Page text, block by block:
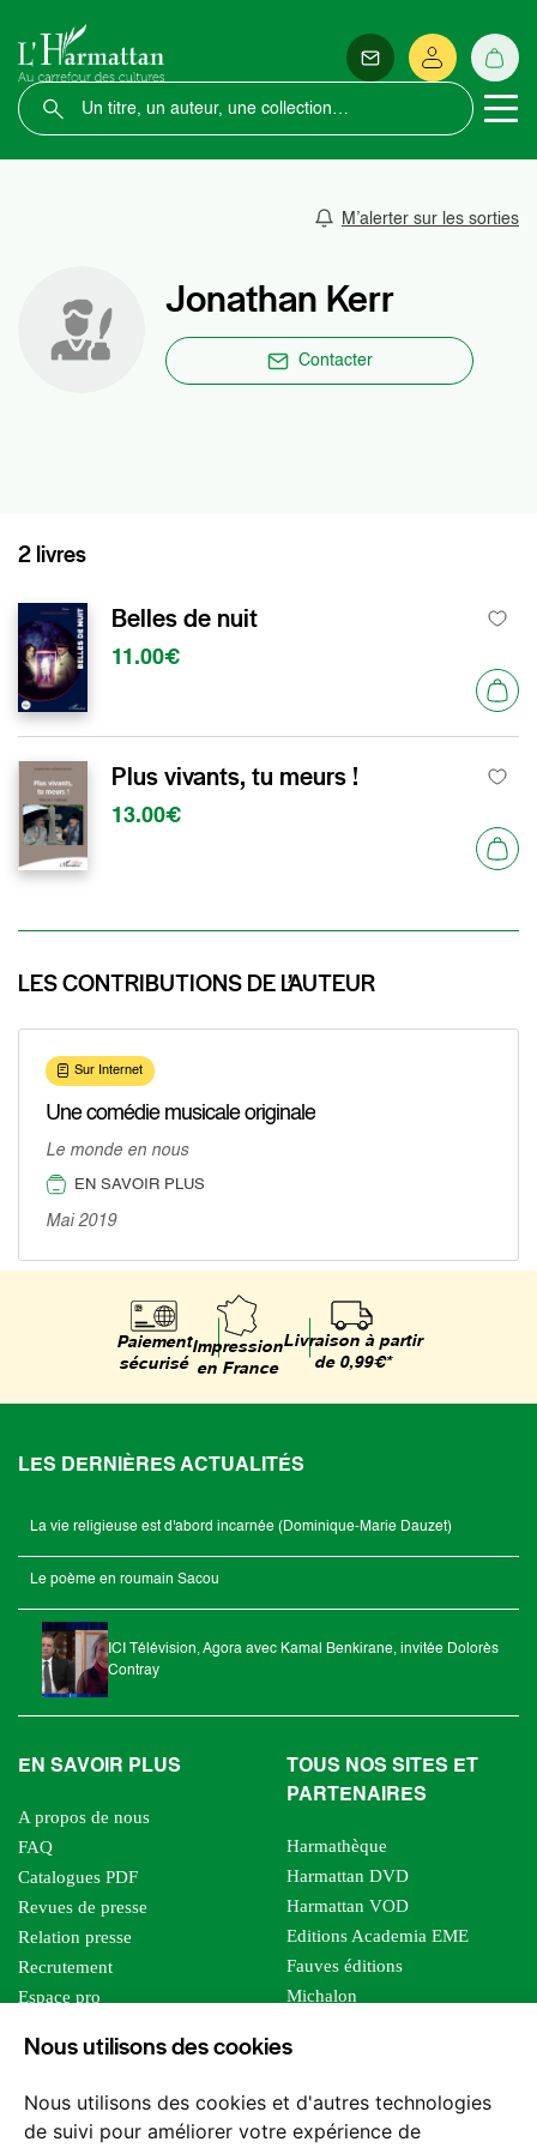
Nous utilisons des cookies
Nous utilisons des cookies et d'autres technologies
de suivi pour améliorer votre expérience de
M’alerter sur les sorties
Jonathan Kerr
Contacter
2 livres
Belles de nuit
11.00€
Plus vivants, tu meurs !
13.00€
LES CONTRIBUTIONS DE L’AUTEUR
Sur Internet
Une comédie musicale originale
Le monde en nous
EN SAVOIR PLUS
Mai 2019
Paiement
sécurisé
Impression
en France
Livraison à partir
de 0,99€*
LES DERNIÈRES ACTUALITÉS
La vie religieuse est d'abord incarnée (Dominique-Marie Dauzet)
Le poème en roumain Sacou
ICI Télévision, Agora avec Kamal Benkirane, invitée Dolorès
Contray
EN SAVOIR PLUS
A propos de nous
FAQ
Catalogues PDF
Revues de presse
Relation presse
Recrutement
Espace pro
Foreign rights
TOUS NOS SITES ET
PARTENAIRES
Harmathèque
Harmattan DVD
Harmattan VOD
Editions Academia EME
Fauves éditions
Michalon
Editions Sutton
Les impliqués